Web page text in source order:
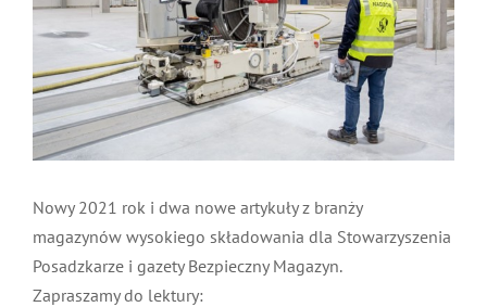
Nowy 2021 rok i dwa nowe artykuły z branży
magazynów wysokiego składowania dla Stowarzyszenia
Posadzkarze i gazety Bezpieczny Magazyn.
Zapraszamy do lektury: